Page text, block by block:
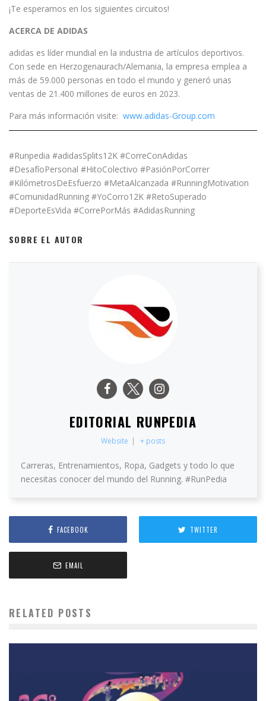
¡Te esperamos en los siguientes circuitos!
ACERCA DE ADIDAS
adidas es líder mundial en la industria de artículos deportivos.
Con sede en Herzogenaurach/Alemania, la empresa emplea a
más de 59.000 personas en todo el mundo y generó unas
ventas de 21.400 millones de euros en 2023.
Para más información visite: www.adidas-Group.com
#Runpedia #adidasSplits12K #CorreConAdidas
#DesafíoPersonal #HitoColectivo #PasiónPorCorrer
#KilómetrosDeEsfuerzo #MetaAlcanzada #RunningMotivation
#ComunidadRunning #YoCorro12K #RetoSuperado
#DeporteEsVida #CorrePorMás #AdidasRunning
SOBRE EL AUTOR
EDITORIAL RUNPEDIA
Website | + posts
Carreras, Entrenamientos, Ropa, Gadgets y todo lo que
necesitas conocer del mundo del Running. #RunPedia
FACEBOOK TWITTER
EMAIL
RELATED POSTS